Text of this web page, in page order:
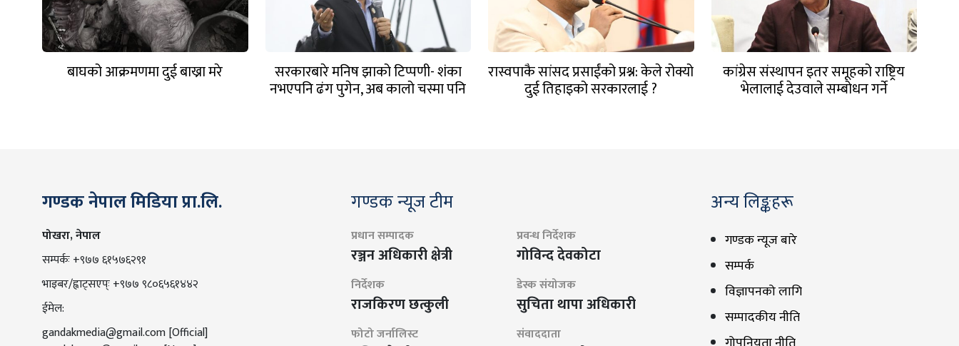
बाघको आक्रमणमा दुई बाख्रा मरे सरकारबारे मनिष झाको टिप्पणी- शंका
नभएपनि ढंग पुगेन, अब कालो चस्मा पनि
रास्वपाकै सांसद प्रसाईंको प्रश्न: केले रोक्यो
दुई तिहाइको सरकारलाई ?
कांग्रेस संस्थापन इतर समूहको राष्ट्रिय
भेलालाई देउवाले सम्बोधन गर्ने
गण्डक नेपाल मिडिया प्रा.लि.
पोखरा, नेपाल
सम्पर्कः +९७७ ६१५७६२९१
भाइबर/ह्वाट्सएप्ः +९७७ ९८०६५६१४४२
ईमेल:
gandakmedia@gmail.com[Official]
गण्डक न्यूज टीम
प्रधान सम्पादक
रञ्जन अधिकारी क्षेत्री
प्रवन्ध निर्देशक
गोविन्द देवकोटा
निर्देशक
राजकिरण छत्कुली
डेस्क संयोजक
सुचिता थापा अधिकारी
फोटो जर्नालिस्ट संवाददाता
अन्य लिङ्कहरू
गण्डक न्यूज बारे
सम्पर्क
विज्ञापनको लागि
सम्पादकीय नीति